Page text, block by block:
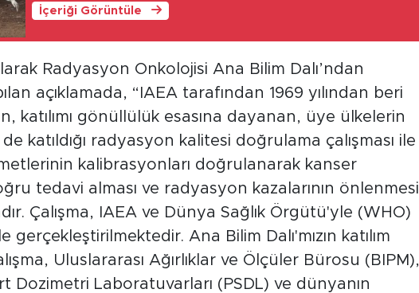
İçeriği Görüntüle
Radyasyon Onkolojisi Ana Bilim Dalı’ndan
açıklamada, “IAEA tarafından 1969 yılından beri
katılımı gönüllülük esasına dayanan, üye ülkelerin
katıldığı radyasyon kalitesi doğrulama çalışması ile
kalibrasyonları doğrulanarak kanser
tedavi alması ve radyasyon kazalarının önlenmesi
Çalışma, IAEA ve Dünya Sağlık Örgütü'yle (WHO)
gerçekleştirilmektedir. Ana Bilim Dalı'mızın katılım
Uluslararası Ağırlıklar ve Ölçüler Bürosu (BIPM),
Dozimetri Laboratuvarları (PSDL) ve dünyanın